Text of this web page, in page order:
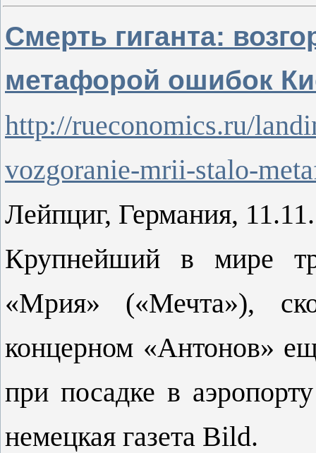
Смерть гиганта:
метафорой ошибок
http://rueconomics.ru/
vozgoranie-mrii-stalo-
Лейпциг, Германия,
Крупнейший в мире
«Мрия» («Мечта»),
концерном «Антонов»
при посадке в
немецкая газета Bild.